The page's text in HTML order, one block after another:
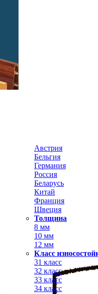
Австрия
Бельгия
Германия
Россия
Беларусь
Китай
Франция
Швеция
Толщина
8 мм
10 мм
12 мм
Класс
31 класс
32 класс
33 класс
34 класс